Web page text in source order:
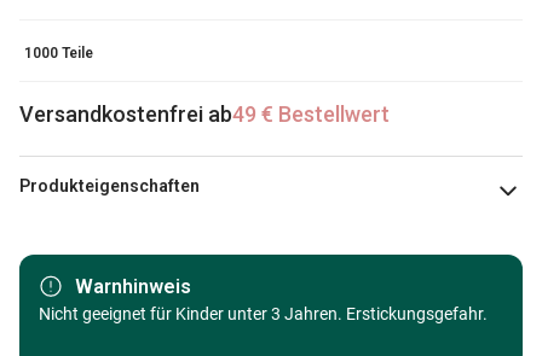
1000 Teile
Versandkostenfrei ab49 € Bestellwert
Produkteigenschaften
Marke Jumbo
Kategorie
Warnhinweis
Nicht geeignet für Kinder unter 3 Jahren. Erstickungsgefahr.